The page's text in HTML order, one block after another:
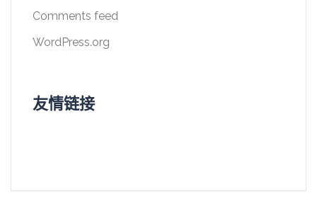
Comments feed
WordPress.org
友情链接